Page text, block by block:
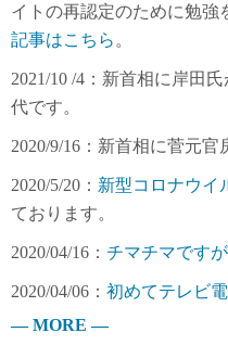
イトの再認定のために勉強
記事はこちら 。
2021/10 /4：新首相に岸田
代です。
2020/9/16：新首相に菅元官
2020/5/20： 新型コロナウイ
ております。
2020/04/16： チマチマです
2020/04/06： 初めてテレビ
— MORE —